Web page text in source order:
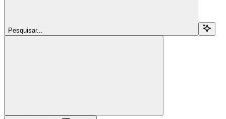
Pesquisar...